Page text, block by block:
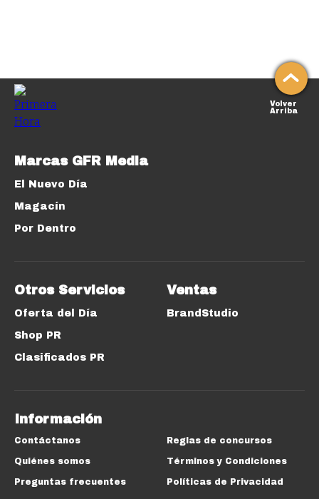
Volver
Arriba
Marcas GFR Media
El Nuevo Día
Magacín
Por Dentro
Otros Servicios
Oferta del Día
Shop PR
Clasificados PR
Ventas
BrandStudio
Información
Contáctanos
Quiénes somos
Preguntas frecuentes
Reglas de concursos
Términos y Condiciones
Políticas de Privacidad